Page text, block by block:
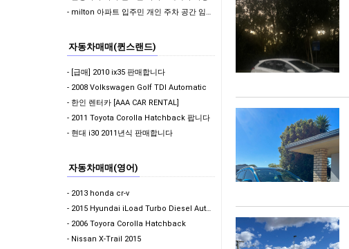
- milton 아파트 입주민 개인 주차 공간 임대합니다 (지정석) !!
자동차매매(퀸스랜드)
- [급매] 2010 ix35 판매합니다
- 2008 Volkswagen Golf TDI Automatic
- 한인 렌터카 [AAA CAR RENTAL]
- 2011 Toyota Corolla Hatchback 팝니다
- 현대 i30 2011년식 판매합니다
자동차매매(영어)
- 2013 honda cr-v
- 2015 Hyundai iLoad Turbo Diesel Auto - $13,990 ONO…
- 2006 Toyora Corolla Hatchback
- Nissan X-Trail 2015